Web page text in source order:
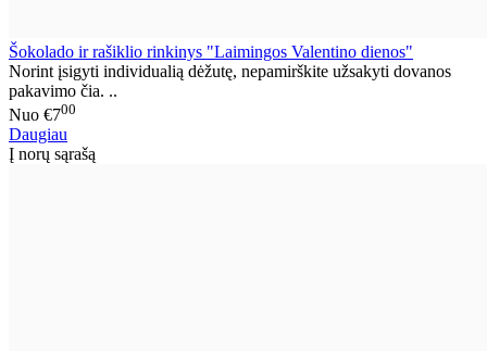
Šokolado ir rašiklio rinkinys "Laimingos Valentino dienos"
Norint įsigyti individualią dėžutę, nepamirškite užsakyti dovanos
pakavimo čia. ..
Nuo €700
Daugiau
Į norų sąrašą